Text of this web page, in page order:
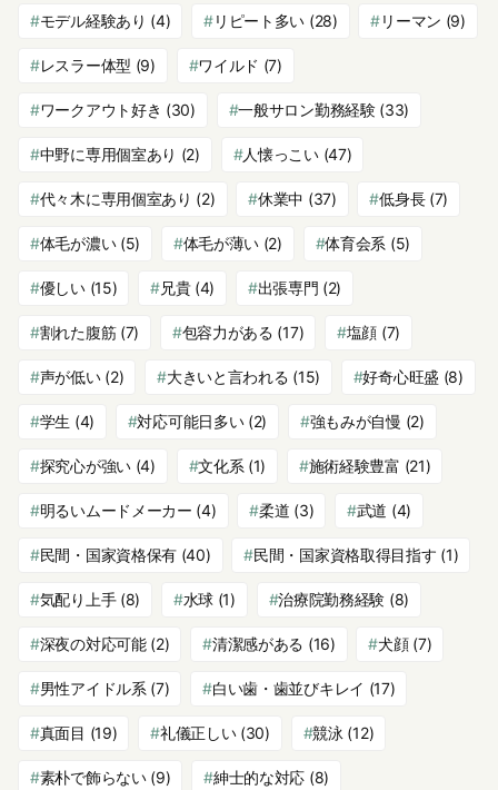
モデル経験あり (4) リピート多い (28) リーマン (9)
レスラー体型 (9) ワイルド (7)
ワークアウト好き (30) 一般サロン勤務経験(33)
中野に専用個室あり (2) 人懐っこい(47)
代々木に専用個室あり (2) 休業中 (37) 低身長(7)
体毛が濃い(5) 体毛が薄い (2) 体育会系 (5)
優しい(15) 兄貴(4) 出張専門 (2)
割れた腹筋(7) 包容力がある (17) 塩顔 (7)
声が低い(2) 大きいと言われる (15) 好奇心旺盛 (8)
学生 (4) 対応可能日多い(2) 強もみが自慢 (2)
探究心が強い(4) 文化系 (1) 施術経験豊富 (21)
明るいムードメーカー (4) 柔道 (3) 武道 (4)
民間・国家資格保有 (40) 民間・国家資格取得目指す (1)
気配り上手(8) 水球(1) 治療院勤務経験 (8)
深夜の対応可能(2) 清潔感がある (16) 犬顔(7)
男性アイドル系 (7) 白い歯・歯並びキレイ (17)
真面目 (19) 礼儀正しい(30) 競泳 (12)
素朴で飾らない(9) 紳士的な対応 (8)